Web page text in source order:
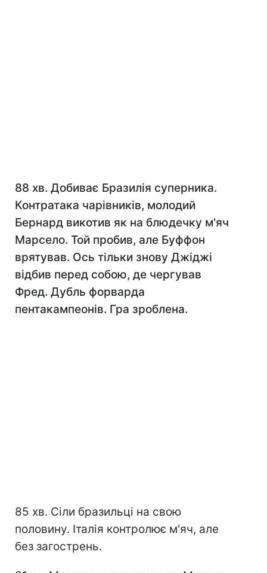
88 хв. Добиває Бразилія суперника.
Контратака чарівників, молодий
Бернард викотив як на блюдечку м'яч
Марсело. Той пробив, але Буффон
врятував. Ось тільки знову Джіджі
відбив перед собою, де чергував
Фред. Дубль форварда
пентакампеонів. Гра зроблена.
85 хв. Сіли бразильці на свою
половину. Італія контролює м'яч, але
без загострень.